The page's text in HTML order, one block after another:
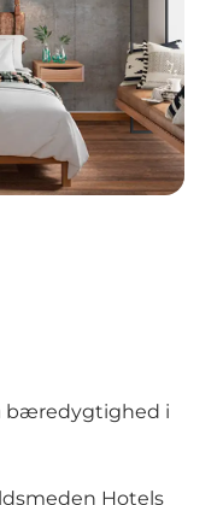
bæredygtighed i
Hotels